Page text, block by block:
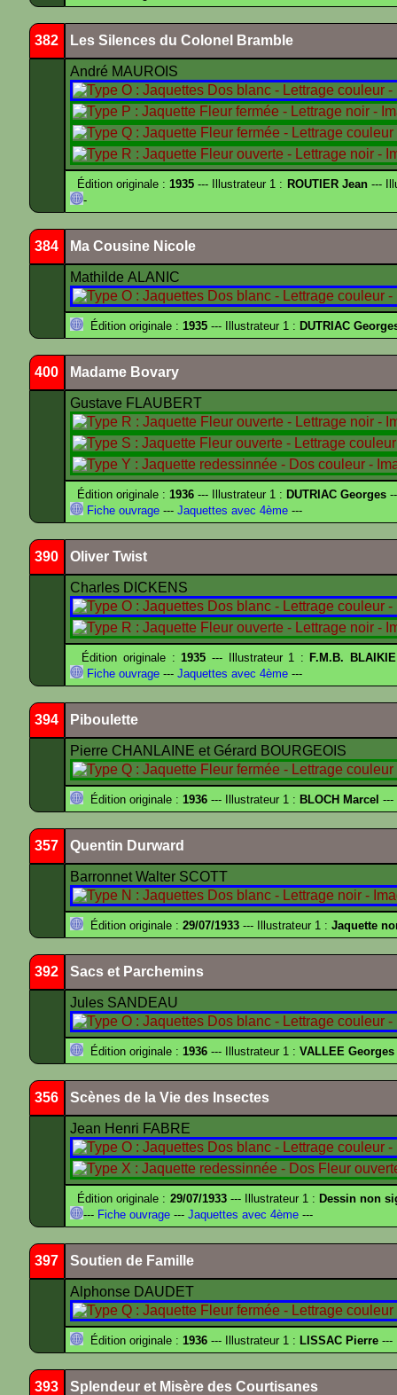
382 Les Silences du Colonel Bramble
André MAUROIS
Édition originale :1935 --- Illustrateur 1 : ROUTIER Jean---
-
384 Ma Cousine Nicole
Mathilde ALANIC
Édition originale : 1935 --- Illustrateur 1 : DUTRIAC
400 Madame Bovary
Gustave FLAUBERT
Édition originale :1936 --- Illustrateur 1 : DUTRIAC Georges
Fiche ouvrage --- Jaquettes avec 4ème ---
390 Oliver Twist
Charles DICKENS
Édition originale :1935 --- Illustrateur 1 : F.M.B.
Fiche ouvrage --- Jaquettes avec 4ème ---
394 Piboulette
Pierre CHANLAINE et Gérard BOURGEOIS
Édition originale : 1936 --- Illustrateur 1 : BLOCH Marcel ---
357 Quentin Durward
Barronnet Walter SCOTT
Édition originale : 29/07/1933 --- Illustrateur 1 : Jaquette
392 Sacs et Parchemins
Jules SANDEAU
Édition originale : 1936 --- Illustrateur 1 : VALLEE Georges
356 Scènes de la Vie des Insectes
Jean Henri FABRE
Édition originale : 29/07/1933--- Illustrateur 1 : Dessin non
--- Fiche ouvrage --- Jaquettes avec 4ème ---
397 Soutien de Famille
Alphonse DAUDET
Édition originale : 1936 --- Illustrateur 1 : LISSAC Pierre ---
393 Splendeur et Misère des Courtisanes